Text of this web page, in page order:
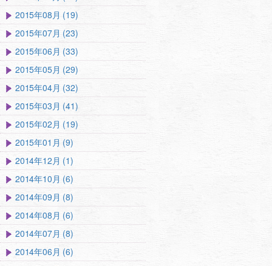
2015年08月 (19)
2015年07月 (23)
2015年06月 (33)
2015年05月 (29)
2015年04月 (32)
2015年03月 (41)
2015年02月 (19)
2015年01月 (9)
2014年12月 (1)
2014年10月 (6)
2014年09月 (8)
2014年08月 (6)
2014年07月 (8)
2014年06月 (6)